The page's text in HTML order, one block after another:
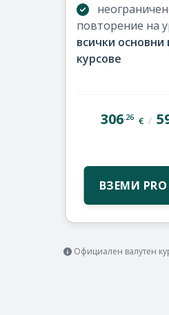
повторение на
всички основни
курсове
306 .26 € /
ВЗЕМИ
Официален валутен